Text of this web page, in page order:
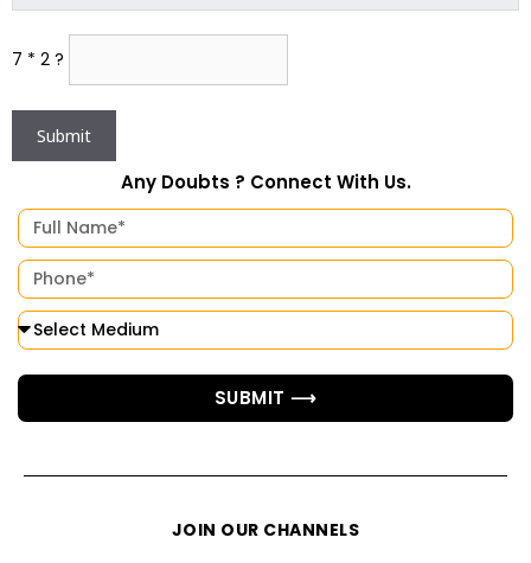
7 * 2 ?
Any Doubts ? Connect With Us.
SUBMIT ⟶
JOIN OUR CHANNELS